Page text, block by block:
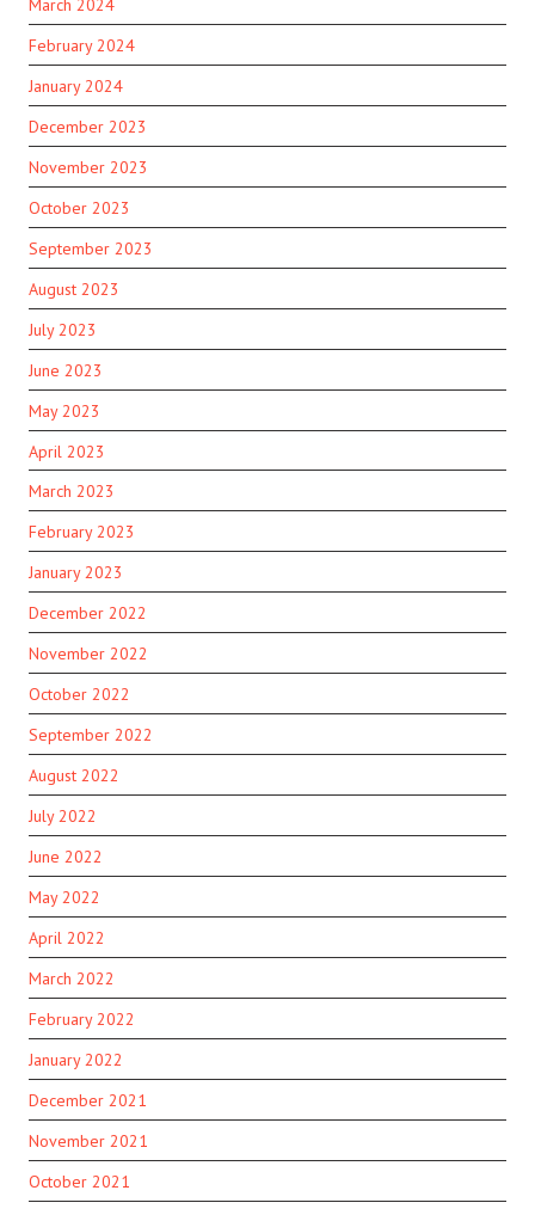
March 2024
February 2024
January 2024
December 2023
November 2023
October 2023
September 2023
August 2023
July 2023
June 2023
May 2023
April 2023
March 2023
February 2023
January 2023
December 2022
November 2022
October 2022
September 2022
August 2022
July 2022
June 2022
May 2022
April 2022
March 2022
February 2022
January 2022
December 2021
November 2021
October 2021